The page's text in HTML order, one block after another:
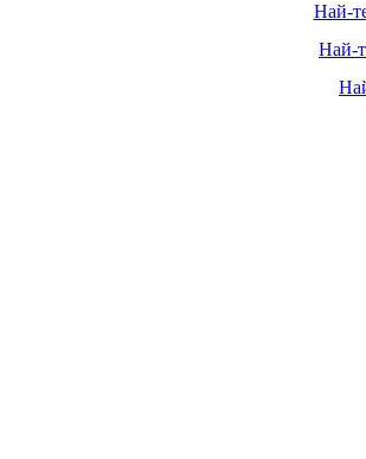
Най-
Най-